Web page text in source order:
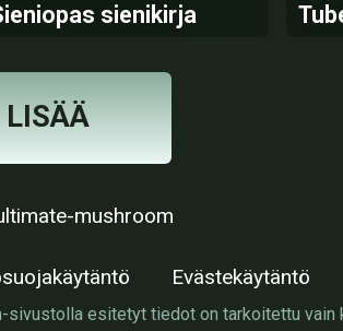
sienikirja
LISÄÄ
mushroom
Evästekäytäntö
sivustolla esitetyt tiedot on tarkoitettu vain